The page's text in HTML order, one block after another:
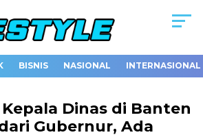
BISNIS NASIONAL INTERNASIONAL
Dinas di Banten
Gubernur, Ada